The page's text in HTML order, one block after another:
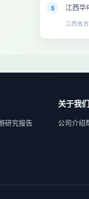
5 江西华
江西省
研究报告
关于我们
公司介绍